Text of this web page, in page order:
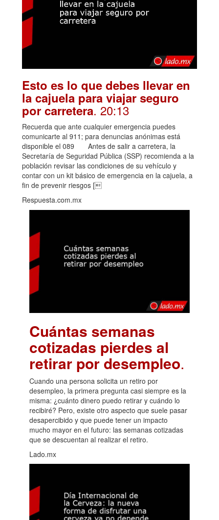
Esto es lo que debes llevar en
la cajuela para viajar seguro
por carretera. 20:13
Recuerda que ante cualquier emergencia puedes
comunicarte al 911; para denuncias anónimas está
disponible el 089 Antes de salir a carretera, la
Secretaría de Seguridad Pública (SSP) recomienda a la
población revisar las condiciones de su vehículo y
contar con un kit básico de emergencia en la cajuela, a
fin de prevenir riesgos [
Respuesta.com.mx
Cuántas semanas
cotizadas pierdes al
retirar por desempleo.
Cuando una persona solicita un retiro por
desempleo, la primera pregunta casi siempre es la
misma: ¿cuánto dinero puedo retirar y cuándo lo
recibiré? Pero, existe otro aspecto que suele pasar
desapercibido y que puede tener un impacto
mucho mayor en el futuro: las semanas cotizadas
que se descuentan al realizar el retiro.
Lado.mx